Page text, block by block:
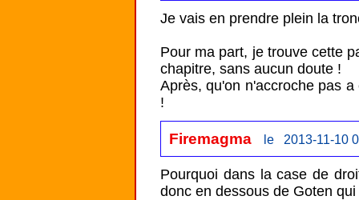
Je vais en prendre plein la
Pour ma part, je trouve cette
chapitre, sans aucun doute !
Après, qu'on n'accroche pas
!
Firemagma le 2013-11-10
Pourquoi dans la case de
donc en dessous de Goten